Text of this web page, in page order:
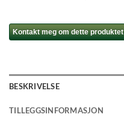
Kontakt meg om dette produktet
BESKRIVELSE
TILLEGGSINFORMASJON